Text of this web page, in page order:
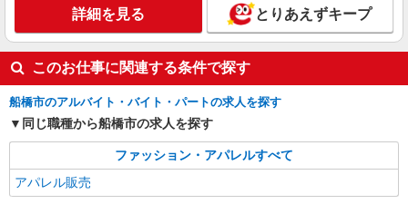
［契約社員・アルバイト・パート］月給
214,000円以上 ★交通費支給 ★社割あり ☆経験者
優遇☆ ◆残業手当(時給25%〜増)
千葉県船橋市浜町2-1-1 ららぽーとTOKYO-
BAY
キープ 詳細を見る
LAKOLE
詳細を見る とりあえずキープ
このお仕事に関連する条件で探す
船橋市のアルバイト・バイト・パートの求人を探す
同じ職種から船橋市の求人を探す
ファッション・アパレルすべて
アパレル販売